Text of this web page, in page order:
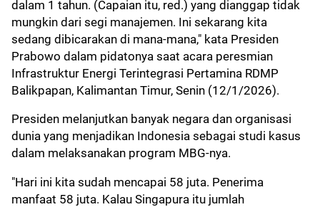
dalam 1 tahun. (Capaian itu, red.) yang dianggap tidak
mungkin dari segi manajemen. Ini sekarang kita
sedang dibicarakan di mana-mana," kata Presiden
Prabowo dalam pidatonya saat acara peresmian
Infrastruktur Energi Terintegrasi Pertamina RDMP
Balikpapan, Kalimantan Timur, Senin (12/1/2026).
Presiden melanjutkan banyak negara dan organisasi
dunia yang menjadikan Indonesia sebagai studi kasus
dalam melaksanakan program MBG-nya.
"Hari ini kita sudah mencapai 58 juta. Penerima
manfaat 58 juta. Kalau Singapura itu jumlah